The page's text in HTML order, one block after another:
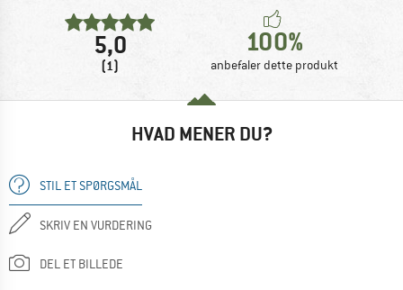
5,0
(1)
100%
anbefaler dette produkt
HVAD MENER DU?
STIL ET SPØRGSMÅL
SKRIV EN VURDERING
DEL ET BILLEDE